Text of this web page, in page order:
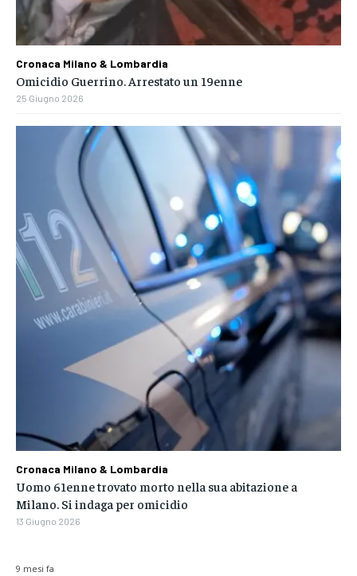
9 mesi fa
Cronaca Milano & Lombardia
Omicidio Guerrino. Arrestato un 19enne
25 Giugno 2026
Cronaca Milano & Lombardia
Uomo 61enne trovato morto nella sua abitazione a
Milano. Si indaga per omicidio
13 Giugno 2026